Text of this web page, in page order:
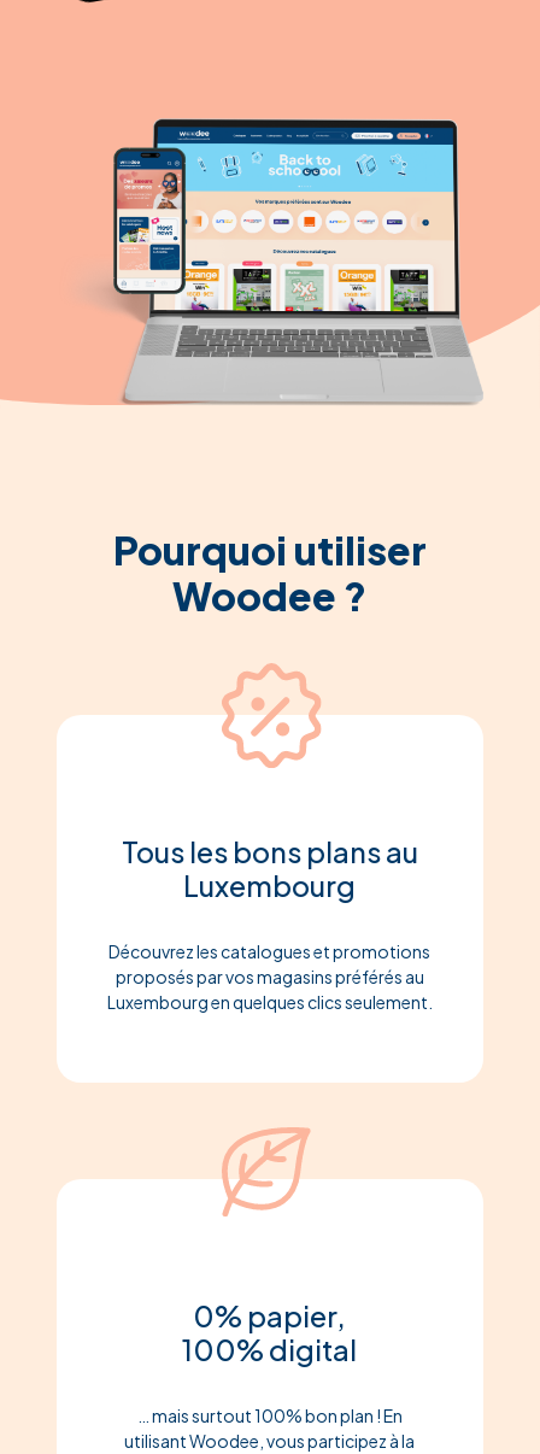
Pourquoi utiliser
Woodee ?
Tous les bons plans au
Luxembourg
Découvrez les catalogues et promotions
proposés par vos magasins préférés au
Luxembourg en quelques clics seulement.
0% papier,
100% digital
… mais surtout 100% bon plan ! En
utilisant Woodee, vous participez à la